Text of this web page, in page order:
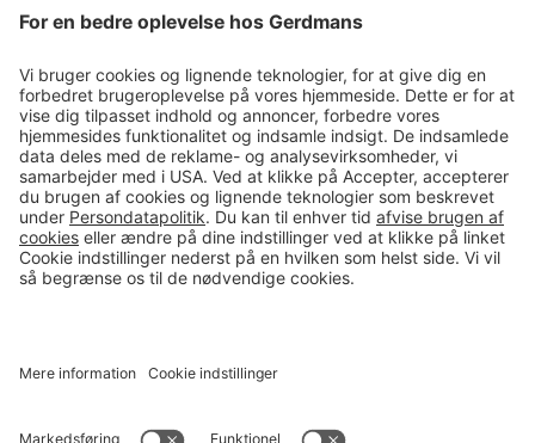
Tips & guides
Kontakt
salg@gerdmans.dk
49 18 07 07
Salgsafdeling åbningstider
08.00-16.00
© 2026 Gerdmans Kontor- & Lagerudstyr A/S Alle priser er ekskl.